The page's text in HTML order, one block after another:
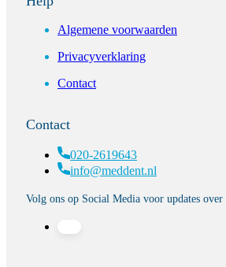
Algemene voorwaarden
Privacyverklaring
Contact
Contact
020-2619643
info@meddent.nl
Volg ons op Social Media voor updates